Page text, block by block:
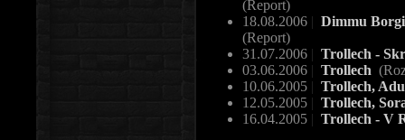
(Report)
18.08.2006 | Dimmu
(Report)
31.07.2006 | Trollech -
03.06.2006 | Trollech
10.06.2005 | Trollech,
12.05.2005 | Trollech,
16.04.2005 | Trollech - V